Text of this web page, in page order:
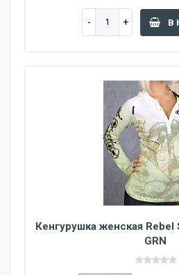
В
Кенгурушка женская Rebel
GRN